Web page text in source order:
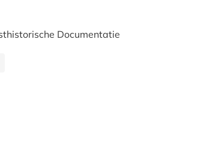
Documentatie